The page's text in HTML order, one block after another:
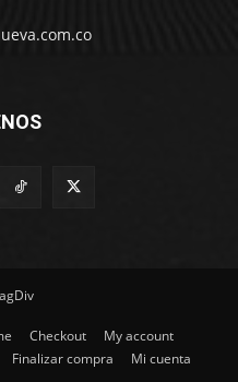
Checkout
My account
Finalizar compra
Mi cuenta